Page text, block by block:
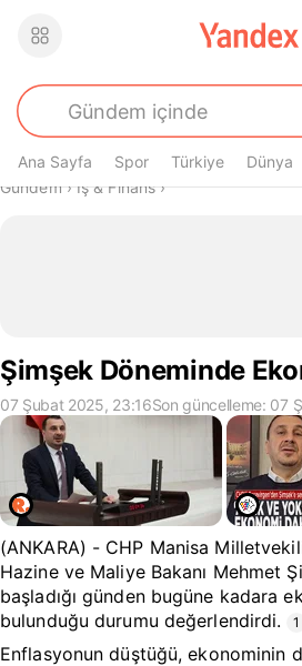
Ana Sayfa Spor Türkiye Dünya
Buradasın
Gündem› İş & Finans›
Şimşek Döneminde
07 Şubat 2025, 23:16Son güncelleme: 07
(ANKARA) - CHP Manisa
Hazine ve Maliye Bakanı Mehmet
başladığı günden bugüne kadara
bulunduğu durumu değerlendirdi.
1
Enflasyonun düştüğü, ekonominin